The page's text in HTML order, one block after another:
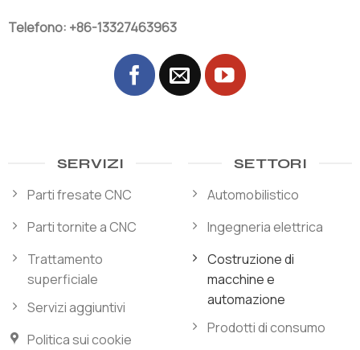
Telefono: +86-13327463963
SERVIZI
Parti fresate CNC
Parti tornite a CNC
Trattamento
superficiale
Servizi aggiuntivi
Politica sui cookie
SETTORI
Automobilistico
Ingegneria elettrica
Costruzione di
macchine e
automazione
Prodotti di consumo